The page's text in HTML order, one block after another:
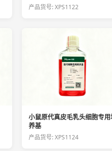
产品货号: XPS1122
小鼠原代真皮毛乳头细胞专用
养基
产品货号: XPS1124